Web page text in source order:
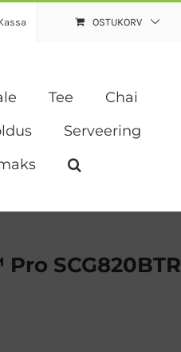
OSTUKORV
Tee
Chai
Serveering
SCG820BTR